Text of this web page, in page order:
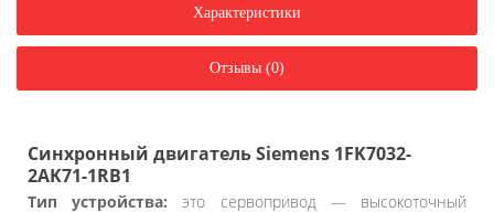
Характеристики
Отзывы (0)
Синхронный двигатель Siemens 1FK7032-
2AK71-1RB1
Тип устройства: это сервопривод — высокоточный